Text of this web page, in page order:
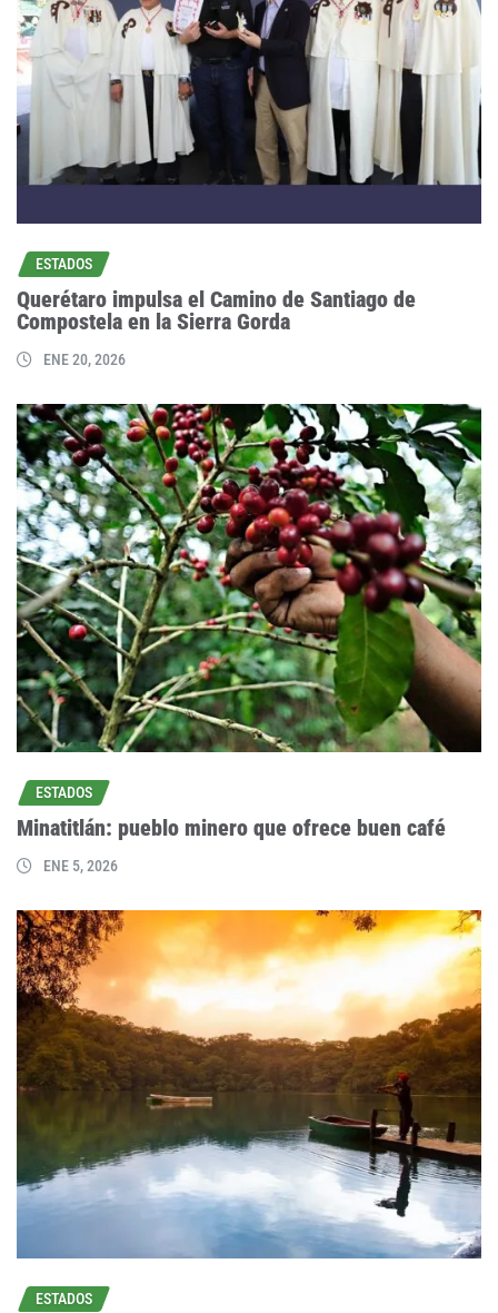
ESTADOS
Querétaro impulsa el Camino de Santiago de
Compostela en la Sierra Gorda
ENE 20, 2026
ESTADOS
Minatitlán: pueblo minero que ofrece buen café
ENE 5, 2026
ESTADOS